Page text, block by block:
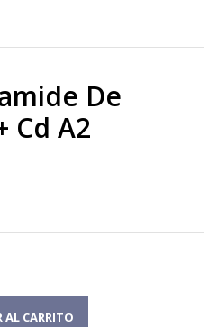
De
Cd A2
AL CARRITO